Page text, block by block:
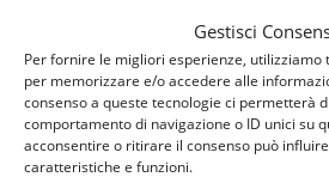
Gestisci
Per fornire le migliori esperienze, utilizziamo
per memorizzare e/o accedere alle
consenso a queste tecnologie ci permetterà
comportamento di navigazione o ID unici su
acconsentire o ritirare il consenso può
caratteristiche e funzioni.
Biglietti/